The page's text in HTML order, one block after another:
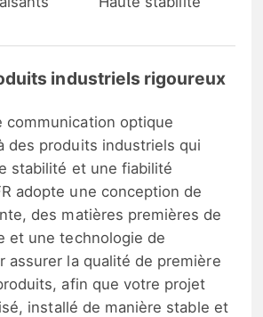
industriels rigoureux
communication optique
des produits industriels qui
stabilité et une fiabilité
adopte une conception de
des matières premières de
et une technologie de
assurer la qualité de première
afin que votre projet
installé de manière stable et